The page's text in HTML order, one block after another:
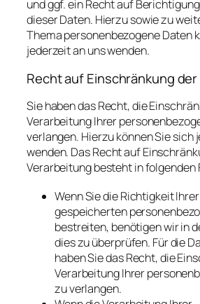
und ggf. ein Recht auf
dieser Daten. Hierzu sowie zu
Thema personenbezogene Daten
jederzeit an uns wenden.
Recht auf Einschränkung
Sie haben das Recht, die
Verarbeitung Ihrer
verlangen. Hierzu können Sie sich
wenden. Das Recht auf
Verarbeitung besteht in folgenden
Wenn Sie die Richtigkeit
gespeicherten
bestreiten, benötigen wir in
dies zu überprüfen. Für die
haben Sie das Recht, die
Verarbeitung Ihrer
zu verlangen.